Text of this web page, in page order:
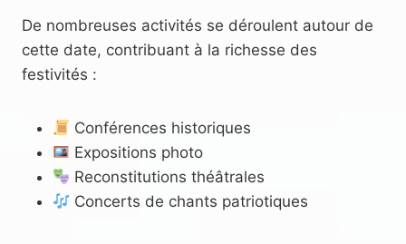
De nombreuses activités se déroulent autour de
cette date, contribuant à la richesse des
festivités :
Conférences historiques
Expositions photo
Reconstitutions théâtrales
Concerts de chants patriotiques